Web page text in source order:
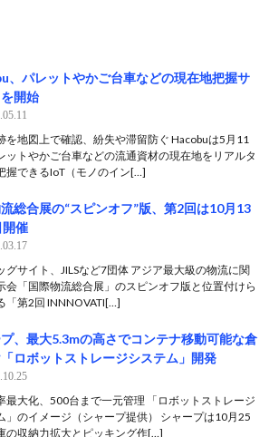
、パレットやかご台車などの現在地把握サ
開始
を地図上で確認、紛失や滞留防ぐ Hacobuは5月11
ットやかご台車などの流通資材の現在地をリアルタ
握できるIoT（モノのイン[…]
総合展の“スピンオフ”版、第2回は10月13
開催
グサイト、JILSなど7団体 アジア最大級の物流に関
会「国際物流総合展」のスピンオフ版と位置付けら
「第2回 INNNOVATI[…]
、最大5.3mの高さでコンテナ移動可能な倉
ロボットストレージシステム」開発
最大化、500台まで一元管理 「ロボットストレージ
」のイメージ（シャープ提供） シャープは10月25
の収納力拡大とピッキング作[…]